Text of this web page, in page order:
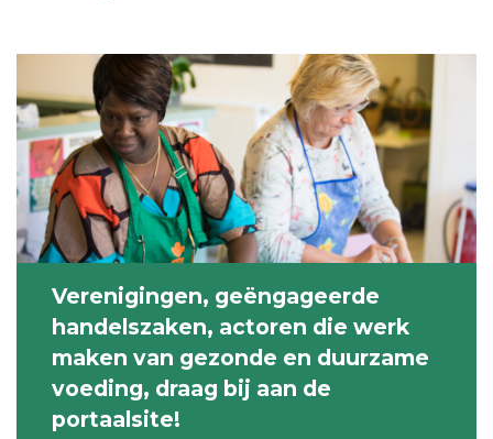
Verenigingen, geëngageerde
handelszaken, actoren die werk
maken van gezonde en duurzame
voeding, draag bij aan de
portaalsite!